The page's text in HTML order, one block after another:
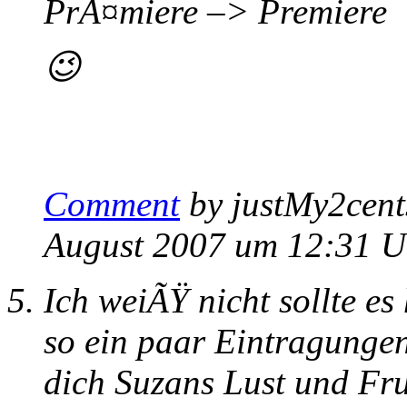
PrÃ¤miere –> Premiere
😉
Commentby
August 2007 um 12:31
Ich weiÃŸ nicht sollte
so ein paar
dich Suzans Lust und